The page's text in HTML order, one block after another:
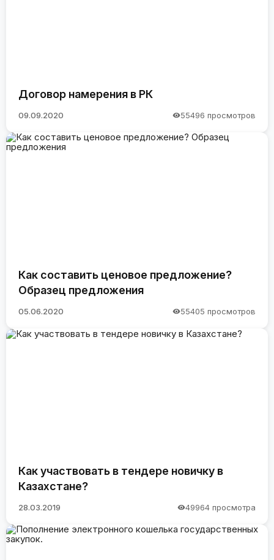
Договор намерения в РК
09.09.2020 55496 просмотров
Как составить ценовое предложение?
Образец предложения
05.06.2020 55405 просмотров
Как участвовать в тендере новичку в
Казахстане?
28.03.2019 49964 просмотра